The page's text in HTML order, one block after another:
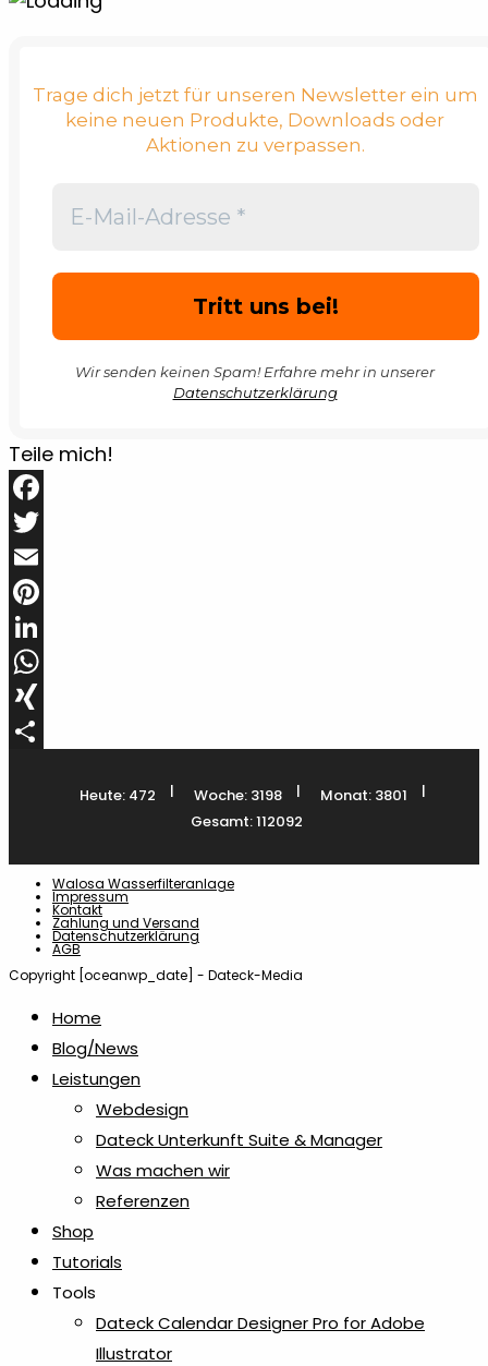
Trage dich jetzt für unseren Newsletter ein um
keine neuen Produkte, Downloads oder
Aktionen zu verpassen.
Wir senden keinen Spam! Erfahre mehr in unserer
Datenschutzerklärung
Teile mich!
Facebook
Twitter
Email
Pinterest
LinkedIn
WhatsApp
XING
Heute: 472 | Woche: 3198 | Monat: 3801
|
Gesamt: 112092
Walosa Wasserfilteranlage
Impressum
Kontakt
Zahlung und Versand
Datenschutzerklärung
AGB
Copyright [oceanwp_date] - Dateck-Media
Home
Blog/News
Leistungen
Webdesign
Dateck Unterkunft Suite & Manager
Was machen wir
Referenzen
Shop
Tutorials
Tools
Dateck Calendar Designer Pro for Adobe
Illustrator